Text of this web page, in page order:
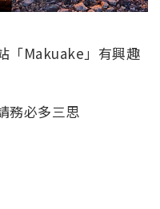
「Makuake」有興趣
務必多三思